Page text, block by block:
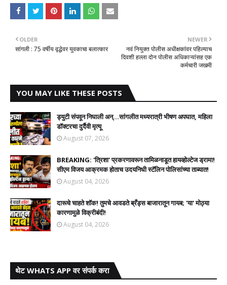
NEWER
नवं नियुक्त पोलीस अधीक्षकांवर पहिल्याच
दिवशी हल्ला दोन पोलीस अधिकाऱ्यांसह एक
कर्मचारी जखमी
OLDER
सांगली : 75 वर्षीय वृद्धेवर युवकाचा बलात्कार
YOU MAY LIKE THESE POSTS
ड्युटी संपवून निघाली अन्...सांगलीत मध्यरात्री भीषण अपघात, महिला
डॉक्टरचा दुर्दैवी मृत्यू
August 07, 2026
BREAKING: 'त्रिशा' प्रकरणावरून तामिळनाडूत हायव्होल्टेज ड्रामा!
सीएम विजय आक्रमक होताच उदयनिधी स्टॅलिन पोलिसांच्या ताब्यात!
August 04, 2026
दारूचे चाहते शॉक! तुमचे आवडते ब्रँड्स बाजारातून गायब; 'या' मोठ्या
कारणामुळे विक्रीबंदी!
August 04, 2026
थेट WHATS APP वर संपर्क करा